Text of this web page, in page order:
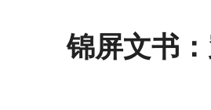
锦屏文书